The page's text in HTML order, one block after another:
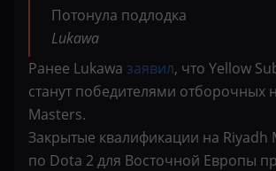
Потонула подлодка
Lukawa
Ранее Lukawa заявил, что Yellow
станут победителями отборочных
Masters.
Закрытые квалификации на Riyadh
по Dota 2 для Восточной Европы